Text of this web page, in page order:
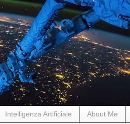
Intelligenza Artificiale About Me